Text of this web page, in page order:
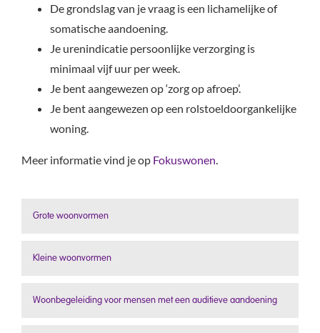
De grondslag van je vraag is een lichamelijke of
somatische aandoening.
Je urenindicatie persoonlijke verzorging is
minimaal vijf uur per week.
Je bent aangewezen op ‘zorg op afroep’.
Je bent aangewezen op een rolstoeldoorgankelijke
woning.
Meer informatie vind je op Fokuswonen
Grote woonvormen
Kleine woonvormen
Woonbegeleiding voor mensen met een auditieve aandoening